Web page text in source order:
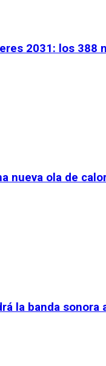
2031: los 388
nueva ola de
la banda sonora